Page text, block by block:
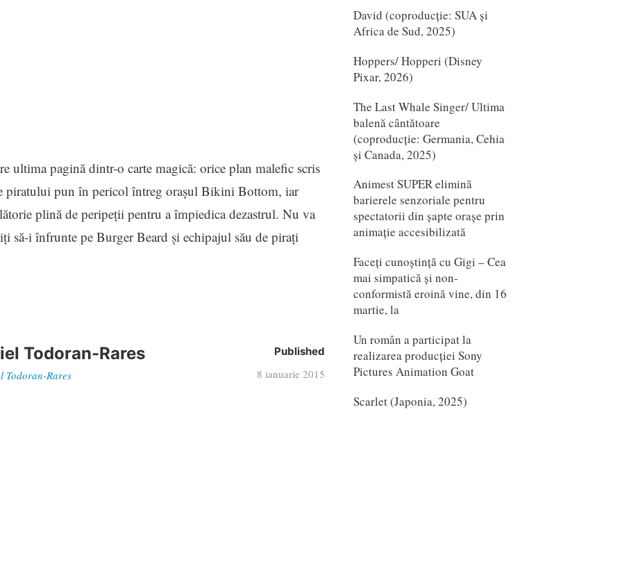
ultima pagină dintr-o carte magică: orice plan malefic scris
piratului pun în pericol întreg oraşul Bikini Bottom, iar
plină de peripeţii pentru a împiedica dezastrul. Nu va
să-i înfrunte pe Burger Beard şi echipajul său de piraţi
Todoran-Rares
Todoran-Rares
Published
8 ianuarie 2015
David (coproducție: SUA și
Africa de Sud, 2025)
Hoppers/ Hopperi (Disney
Pixar, 2026)
The Last Whale Singer/ Ultima
balenă cântătoare
(coproducție: Germania, Cehia
și Canada, 2025)
Animest SUPER elimină
barierele senzoriale pentru
spectatorii din șapte orașe prin
animație accesibilizată
Faceți cunoștință cu Gigi – Cea
mai simpatică și non-
conformistă eroină vine, din 16
martie, la
Un român a participat la
realizarea producției Sony
Pictures Animation Goat
Scarlet (Japonia, 2025)